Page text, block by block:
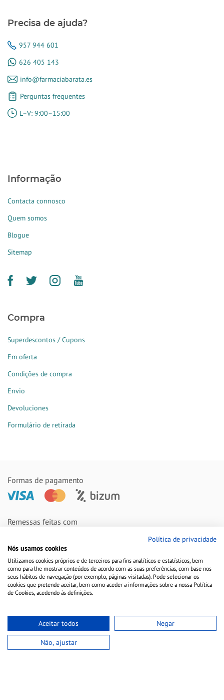
Precisa de ajuda?
957 944 601
626 405 143
info@farmaciabarata.es
Perguntas frequentes
L–V: 9:00–15:00
Informação
Contacta connosco
Quem somos
Blogue
Sitemap
Compra
Superdescontos / Cupons
Em oferta
Condições de compra
Envio
Devoluciones
Formulário de retirada
Formas de pagamento
Remessas feitas com
Aviso Legal Política de Cookies Política de Privacidade
Copyright © 2010-2021 Farmacia Barata S.L. Todos los derechos reservados.
Política de privacidade
Nós usamos cookies
Utilizamos cookies próprios e de terceiros para fins analíticos e estatísticos, bem
como para lhe mostrar conteúdos de acordo com as suas preferências, com base nos
seus hábitos de navegação (por exemplo, páginas visitadas). Pode selecionar os
cookies que pretende aceitar, bem como aceder a informações sobre a nossa Política
de Cookies, acedendo às definições.
Aceitar todos Negar
Não, ajustar